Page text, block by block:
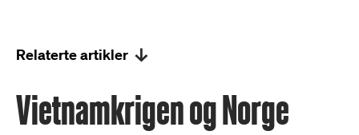
Relaterte artikler
Vietnamkrigen og Norge